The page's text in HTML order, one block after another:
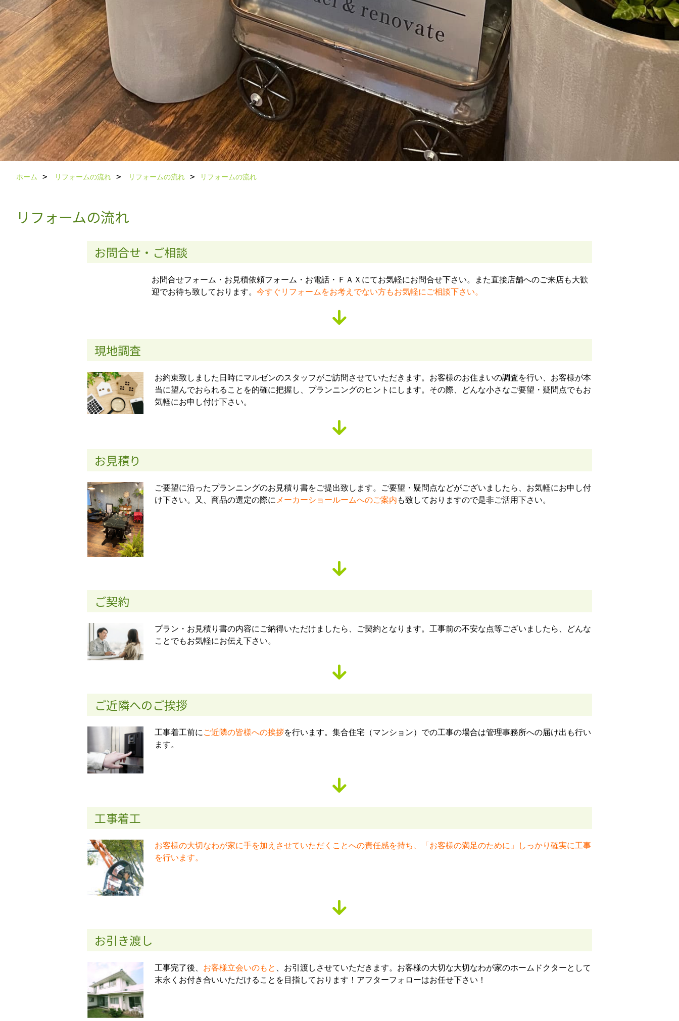
ホーム リフォームの流れ リフォームの流れ リフォームの流れ
リフォームの流れ
お問合せ・ご相談
お問合せフォーム・お見積依頼フォーム・お電話・ＦＡＸにてお気軽にお問合せ下さい。また直接店舗へのご来店も大歓
迎でお待ち致しております。 今すぐリフォームをお考えでない方もお気軽にご相談下さい。
現地調査
お約束致しました日時にマルゼンのスタッフがご訪問させていただきます。お客様のお住まいの調査を行い、お客様が本
当に望んでおられることを的確に把握し、プランニングのヒントにします。その際、どんな小さなご要望・疑問点でもお
気軽にお申し付け下さい。
お見積り
ご要望に沿ったプランニングのお見積り書をご提出致します。ご要望・疑問点などがございましたら、お気軽にお申し付
け下さい。又、商品の選定の際に メーカーショールームへのご案内 も致しておりますので是非ご活用下さい。
ご契約
プラン・お見積り書の内容にご納得いただけましたら、ご契約となります。工事前の不安な点等ございましたら、どんな
ことでもお気軽にお伝え下さい。
ご近隣へのご挨拶
工事着工前に ご近隣の皆様への挨拶を行います。集合住宅（マンション）での工事の場合は管理事務所への届け出も行い
ます。
工事着工
お客様の大切なわが家に手を加えさせていただくことへの責任感を持ち、「お客様の満足のために」しっかり確実に工事
を行います。
お引き渡し
工事完了後、 お客様立会いのもと
、お引渡しさせていただきます。お客様の大切な大切なわが家のホームドクターとして
末永くお付き合いいただけることを目指しております！アフターフォローはお任せ下さい！